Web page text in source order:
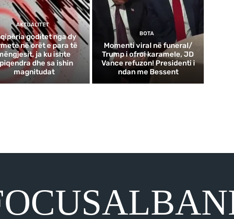
AKTUALITET
goditet nga dy
në orët e para të
ja ku ishte
dhe sa ishin
magnitudat
BOTA
Momenti viral në funeral/
Trump i ofroi karamele, JD
Vance refuzon! Presidenti i
ndan me Bessent